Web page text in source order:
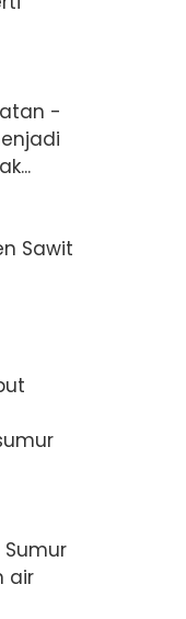
-
Sawit
air